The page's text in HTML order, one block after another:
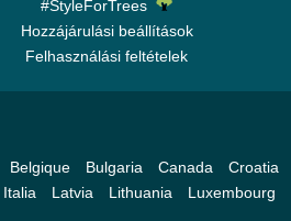
#StyleForTrees
Hozzájárulási beállítások
Felhasználási feltételek
Belgique Bulgaria Canada Croatia
Italia Latvia Lithuania Luxembourg